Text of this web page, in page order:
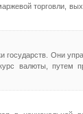
торговли,
государств. Они
валюты, путем